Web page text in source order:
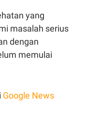
yang
masalah serius
dengan
memulai
Google News